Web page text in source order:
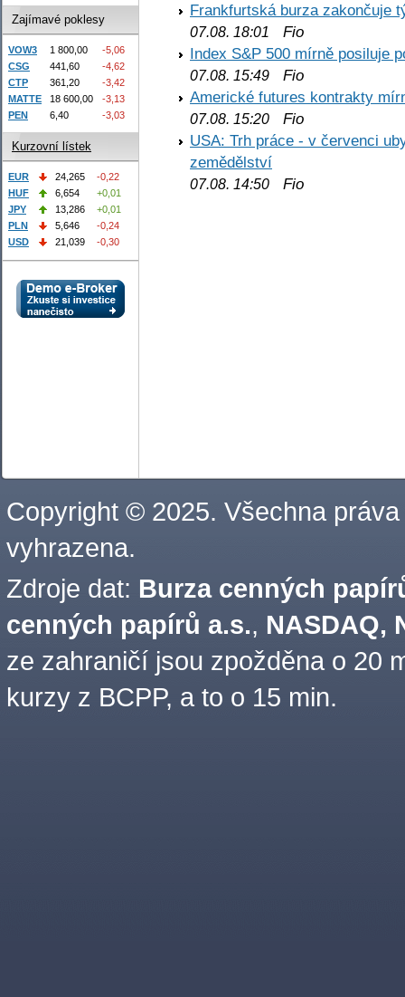
Frankfurtská burza zakončuje
07.08. 18:01
Fio
Index S&P 500 mírně posiluje
07.08. 15:49 Fio
Americké futures kontrakty
07.08. 15:20 Fio
USA: Trh práce - v červenci
zemědělství
07.08. 14:50 Fio
Zajímavé poklesy
VOW3 1 800,00
-5,06
CSG
441,60
-4,62
CTP
361,20
-3,42
MATTE
18 600,00
-3,13
PEN
6,40 -3,03
Kurzovní lístek
EUR 24,265
-0,22
HUF
6,654
+0,01
JPY
13,286
+0,01
PLN
5,646
-0,24
USD
21,039 -0,30
Copyright © 2025. Všechna práva
vyhrazena.
Zdroje dat: Burza cenných
cenných papírů a.s., NASDAQ,
ze zahraničí jsou zpožděna o 20
kurzy z BCPP, a to o 15 min.